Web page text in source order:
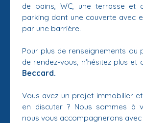
de bains, WC, une terrasse et
parking dont une couverte avec
par une barrière.
Pour plus de renseignements ou
de rendez-vous, n'hésitez plus et
Beccard.
Vous avez un projet immobilier
en discuter ? Nous sommes à
nous vous accompagnerons avec